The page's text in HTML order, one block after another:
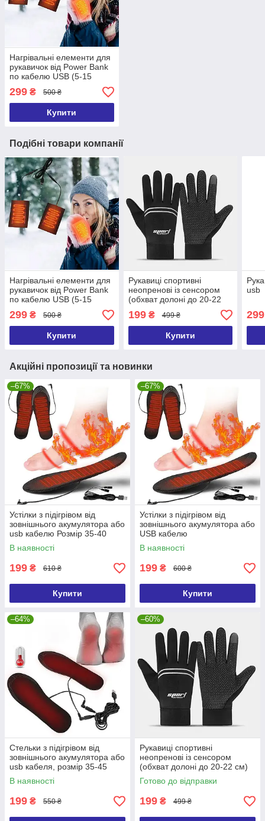
Нагрівальні елементи для
рукавичок від Power Bank
по кабелю USB (5-15
годин обігріву)
299 ₴ 500 ₴
Купити
Подібні товари компанії
Нагрівальні елементи для
рукавичок від Power Bank
по кабелю USB (5-15
299 ₴ 500 ₴
Купити
Рукавиці спортивні
неопренові із сенсором
(обхват долоні до 20-22
199₴ 499 ₴
Купити
usb
299
Акційні пропозиції та новинки
–67%
Устілки з підігрівом від
зовнішнього акумулятора або
usb кабелю Розмір 35-40
В наявності
199 ₴ 610 ₴
Купити
–67%
Устілки з підігрівом від
зовнішнього акумулятора або
USB кабелю
В наявності
199 ₴ 600 ₴
Купити
–64%
Стельки з підігрівом від
зовнішнього акумулятора або
usb кабеля, розмір 35-45
В наявності
199 ₴ 550 ₴
–60%
Рукавиці спортивні
неопренові із сенсором
(обхват долоні до 20-22 см)
Готово до відправки
199 ₴ 499 ₴